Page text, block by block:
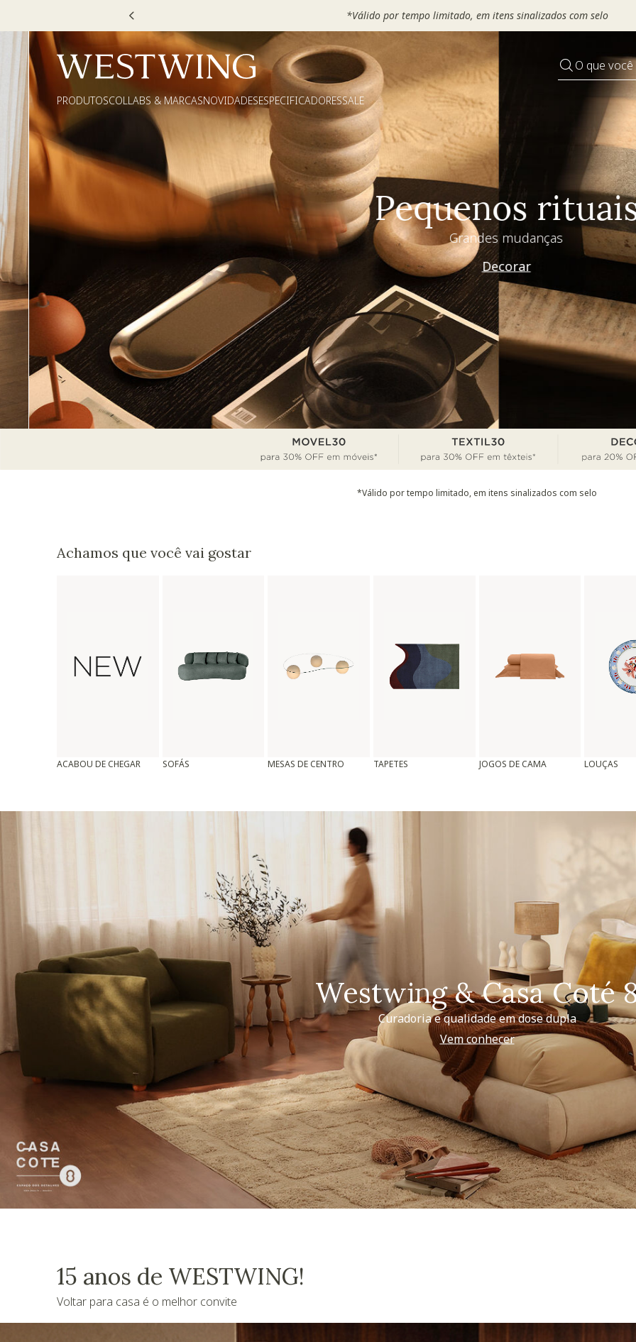
Escolha seu VOUCHER e ganhe até 30% OFF*: useMOVEL30, TEXTIL30 OU
O que
PRODUTOSCOLLABS & MARCASNOVIDADESESPECIFICADORESSALE
Pequenos rituais
Grandes mudanças
Decorar
*Válido por tempo limitado, em itens sinalizados com selo
Achamos que você vai gostar
ACABOU DE CHEGAR SOFÁS MESAS DE CENTRO TAPETES JOGOS DE CAMA LOUÇAS
Westwing & Casa Coté
Curadoria e qualidade em dose dupla
Vem conhecer
15 anos de WESTWING!
Voltar para casa é o melhor convite